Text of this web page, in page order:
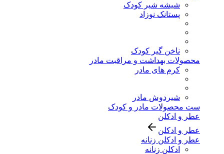
شیشه شیر کودک
پستانک نوزاد
ناخن گیر کودک
محصولات بهداشت و مراقبت مادر
کرم های مادر
شیردوش مادر
ست محصولات مادر و کودک
عطر و ادکلن
عطر و ادکلن
عطر و ادکلن زنانه
ادکلن زنانه